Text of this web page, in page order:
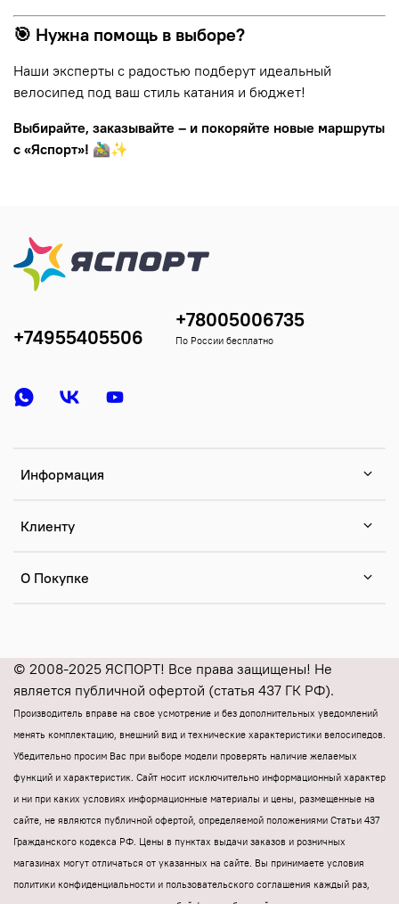
🎯 Нужна помощь в выборе?
Наши эксперты с радостью подберут идеальный
велосипед под ваш стиль катания и бюджет!
Выбирайте, заказывайте – и покоряйте новые маршруты
с «Яспорт»! 🚵‍♂️✨
Информация
Клиенту
О Покупке
+74955405506
+78005006735
По России бесплатно
© 2008-2025 ЯСПОРТ! Все права защищены! Не
является публичной офертой (статья 437 ГК РФ).
Производитель вправе на свое усмотрение и без дополнительных уведомлений
менять комплектацию, внешний вид и технические характеристики велосипедов.
Убедительно просим Вас при выборе модели проверять наличие желаемых
функций и характеристик. Cайт носит исключительно информационный характер
и ни при каких условиях информационные материалы и цены, размещенные на
сайте, не являются публичной офертой, определяемой положениями Статьи 437
Гражданского кодекса РФ. Цены в пунктах выдачи заказов и розничных
магазинах могут отличаться от указанных на сайте. Вы принимаете условия
политики конфиденциальности и пользовательского соглашения каждый раз,